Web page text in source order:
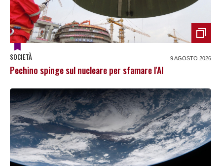
SOCIETÀ 9 AGOSTO 2026
Pechino spinge sul nucleare per sfamare l'AI